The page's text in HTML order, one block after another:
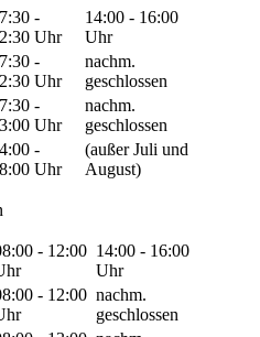
-
Uhr
14:00 - 16:00
Uhr
-
Uhr
nachm.
geschlossen
-
Uhr
nachm.
geschlossen
-
Uhr
(außer Juli und
August)
- 12:00 14:00 - 16:00
Uhr
- 12:00 nachm.
geschlossen